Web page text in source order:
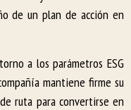
de un plan de acción en
a los parámetros ESG
mantiene firme su
ruta para convertirse en